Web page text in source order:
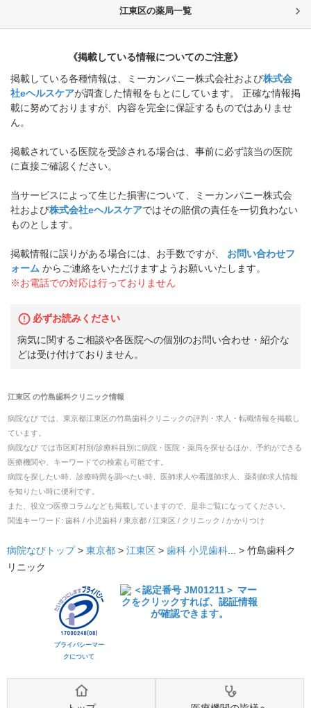
江東区の薬局一覧
《掲載している情報についてのご注意》
掲載している各種情報は、ミーカンパニー株式会社および株式会
社eヘルスケアが調査した情報をもとにしています。 正確な情報掲
載に努めておりますが、内容を完全に保証するものではありませ
ん。
掲載されている医院を受診される場合は、事前に必ず該当の医院
に直接ご確認ください。
当サービスによって生じた損害について、ミーカンパニー株式会
社および株式会社eヘルスケアではその賠償の責任を一切負わない
ものとします。
掲載情報に誤りがある場合には、お手数ですが、
お問い合わせフ
ォーム からご連絡をいただけますようお願いいたします。
※お電話での対応は行っておりません
必ずお読みください
病気に関するご相談や各医院への個別のお問い合わせ・紹介な
どは受け付けておりません。
江東区の竹島歯科クリニック情報
病院なび では、 東京都江東区の竹島歯科クリニックの評判・求人・転職情報を掲載し
ています。
病院なび では市区町村別/診療科目別に病院・医院・薬局を探せるほか、予約ができる
医療機関や、キーワードでの検索も可能です。
病院を探したい時、診療時間を調べたい時、医師求人や看護師求人、薬剤師求人情報
を知りたい時に便利です。
また、役立つ医療コラムなども掲載していますので、是非ご覧になってください。
関連キーワード: 歯科 / 小児歯科 / 東京都 / 江東区 / クリニック / かかりつけ
病院なびトップ > 東京都 > 江東区 > 歯科 小児歯科... > 竹島歯科ク
リニック
プライバシーマー
クについて